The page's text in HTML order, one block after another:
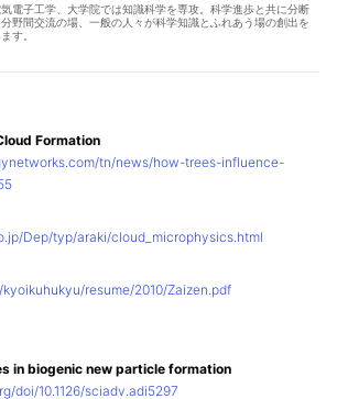
電子工学、大学院では知識科学を専攻。科学進歩と共に分断
野間交流の場、一般の人々が科学知識とふれあう場の創出を
す。
Formation
tn/news/how-trees-influence-
Dep/typ/araki/cloud_microphysics.html
resume/2010/Zaizen.pdf
in biogenic new particle formation
doi/10.1126/sciadv.adi5297